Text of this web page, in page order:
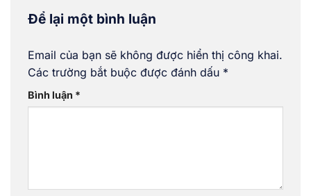
Để lại một bình luận
Email của bạn sẽ không được hiển thị công khai.
Các trường bắt buộc được đánh dấu *
Bình luận *